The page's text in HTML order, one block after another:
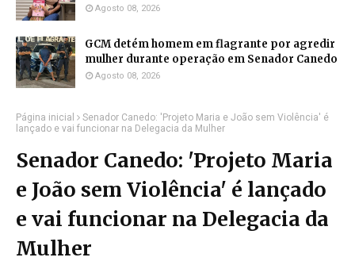
Agosto 08, 2026
GCM detém homem em flagrante por agredir
mulher durante operação em Senador Canedo
Agosto 08, 2026
Página inicial
Senador Canedo: 'Projeto Maria e João sem Violência' é
lançado e vai funcionar na Delegacia da Mulher
Senador Canedo: 'Projeto Maria
e João sem Violência' é lançado
e vai funcionar na Delegacia da
Mulher